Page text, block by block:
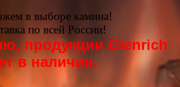
в выборе камина!
по всей России!
продукции Glenrich
в наличии.